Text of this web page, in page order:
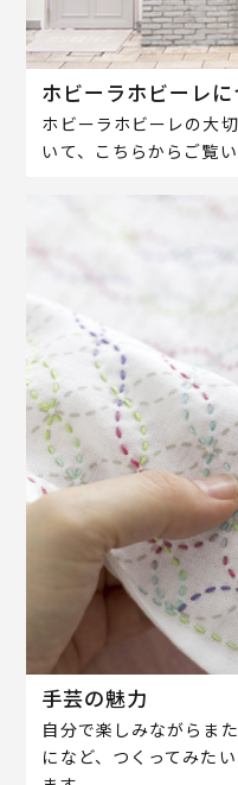
ホビーラホビーレに
ホビーラホビーレの大
いて、こちらからご覧い
手芸の魅力
自分で楽しみながらま
になど、つくってみた